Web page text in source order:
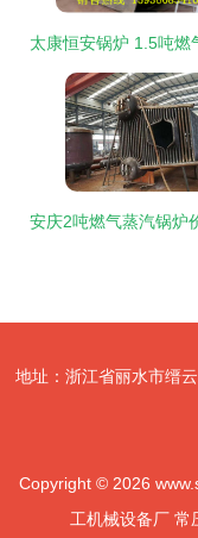
地址：浙江省丽水市缙
Copyright © 2026
工机械设备厂 常